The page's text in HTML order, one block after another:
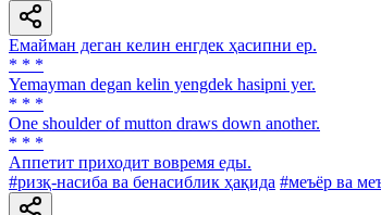
Емайман деган келин енгдек ҳасипни ер.
* * *
Yemayman degan kelin yengdek hasipni yer.
* * *
One shoulder of mutton draws down another.
* * *
Аппетит приходит вовремя еды.
#ризқ-насиба ва бенасиблик ҳақида #меъёр ва